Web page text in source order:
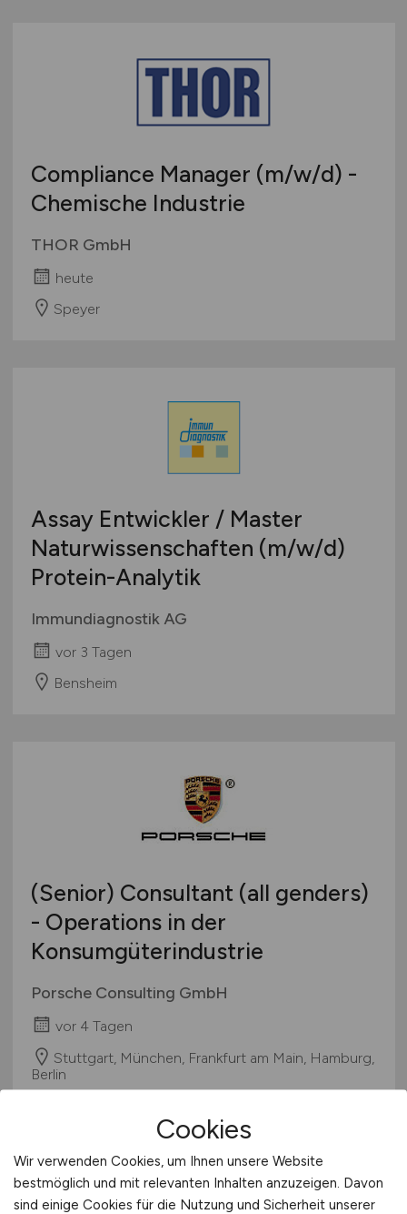
Compliance Manager (m/w/d) -
Chemische Industrie
THOR GmbH
heute
Speyer
Assay Entwickler / Master
Naturwissenschaften (m/w/d)
Protein-Analytik
Immundiagnostik AG
vor 3 Tagen
Bensheim
(Senior) Consultant (all genders)
- Operations in der
Konsumgüterindustrie
Porsche Consulting GmbH
vor 4 Tagen
Stuttgart, München, Frankfurt am Main, Hamburg,
Berlin
Cookies
Wir verwenden Cookies, um Ihnen unsere Website
bestmöglich und mit relevanten Inhalten anzuzeigen. Davon
sind einige Cookies für die Nutzung und Sicherheit unserer